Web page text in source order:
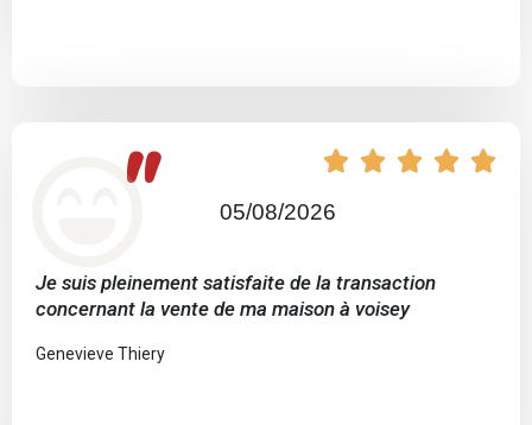
    
" 05/08/2026
Je suis pleinement satisfaite de la transaction
concernant la vente de ma maison à voisey
Genevieve Thiery